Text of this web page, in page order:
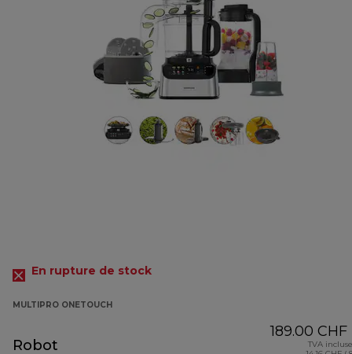
En rupture de stock
MULTIPRO ONETOUCH
Robot
189.00 CHF
TVA